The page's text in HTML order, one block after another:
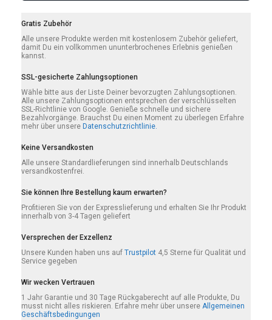
Gratis Zubehör
Alle unsere Produkte werden mit kostenlosem Zubehör geliefert,
damit Du ein vollkommen ununterbrochenes Erlebnis genießen
kannst.
SSL-gesicherte Zahlungsoptionen
Wähle bitte aus der Liste Deiner bevorzugten Zahlungsoptionen.
Alle unsere Zahlungsoptionen entsprechen der verschlüsselten
SSL-Richtlinie von Google. Genieße schnelle und sichere
Bezahlvorgänge. Brauchst Du einen Moment zu überlegen Erfahre
mehr über unsere Datenschutzrichtlinie.
Keine Versandkosten
Alle unsere Standardlieferungen sind innerhalb Deutschlands
versandkostenfrei.
Sie können Ihre Bestellung kaum erwarten?
Profitieren Sie von der Expresslieferung und erhalten Sie Ihr Produkt
innerhalb von 3-4 Tagen geliefert
Versprechen der Exzellenz
Unsere Kunden haben uns auf Trustpilot 4,5 Sterne für Qualität und
Service gegeben
Wir wecken Vertrauen
1 Jahr Garantie und 30 Tage Rückgaberecht auf alle Produkte, Du
musst nicht alles riskieren. Erfahre mehr über unsere Allgemeinen
Geschäftsbedingungen